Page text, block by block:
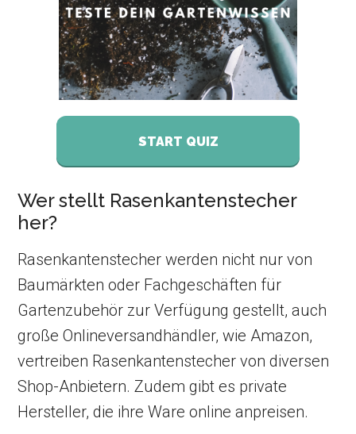
START QUIZ
Wer stellt Rasenkantenstecher
her?
Rasenkantenstecher werden nicht nur von
Baumärkten oder Fachgeschäften für
Gartenzubehör zur Verfügung gestellt, auch
große Onlineversandhändler, wie Amazon,
vertreiben Rasenkantenstecher von diversen
Shop-Anbietern. Zudem gibt es private
Hersteller, die ihre Ware online anpreisen.